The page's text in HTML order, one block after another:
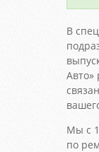
В
Мы с
по